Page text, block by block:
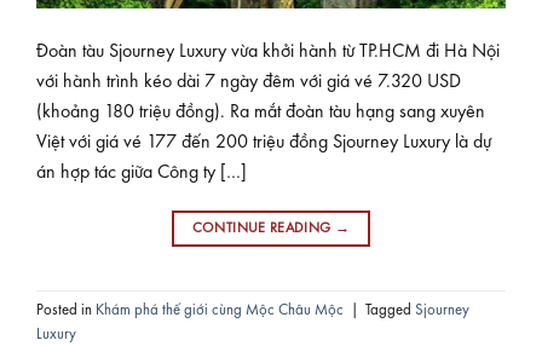
Đoàn tàu Sjourney Luxury vừa khởi hành từ TP.HCM đi Hà Nội
với hành trình kéo dài 7 ngày đêm với giá vé 7.320 USD
(khoảng 180 triệu đồng). Ra mắt đoàn tàu hạng sang xuyên
Việt với giá vé 177 đến 200 triệu đồng Sjourney Luxury là dự
án hợp tác giữa Công ty […]
CONTINUE READING →
Posted in Khám phá thế giới cùng Mộc Châu Mộc Tagged Sjourney
Luxury